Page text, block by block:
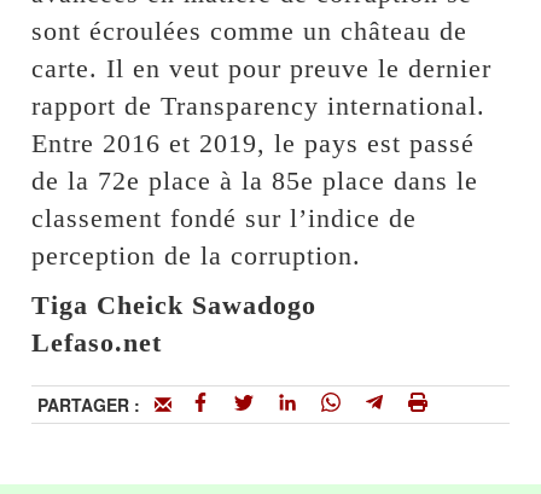
sont écroulées comme un château de
carte. Il en veut pour preuve le dernier
rapport de Transparency international.
Entre 2016 et 2019, le pays est passé
de la 72e place à la 85e place dans le
classement fondé sur l’indice de
perception de la corruption.
Tiga Cheick Sawadogo
Lefaso.net
PARTAGER :